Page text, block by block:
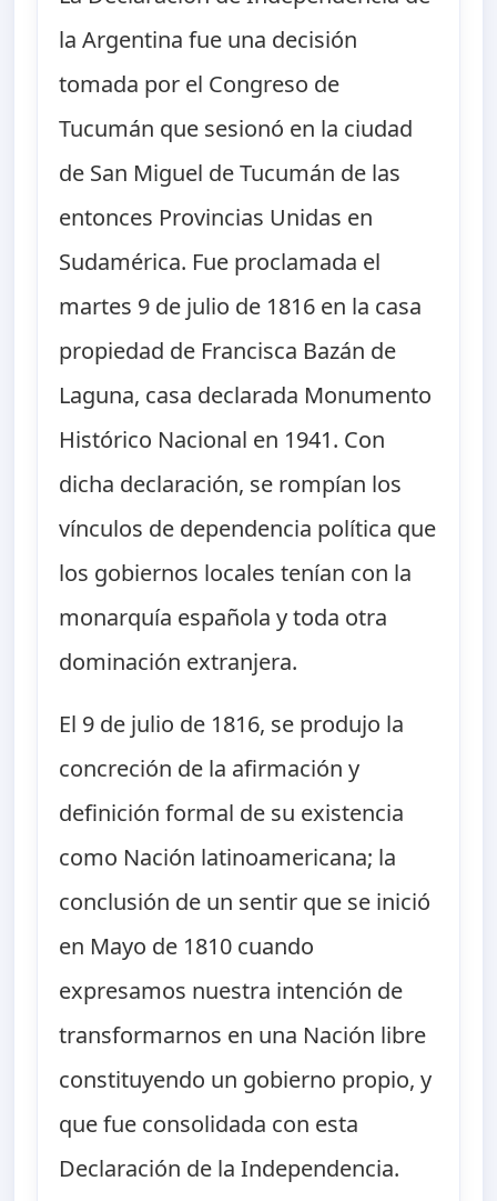
la Argentina fue una decisión
tomada por el Congreso de
Tucumán que sesionó en la ciudad
de San Miguel de Tucumán de las
entonces Provincias Unidas en
Sudamérica. Fue proclamada el
martes 9 de julio de 1816 en la casa
propiedad de Francisca Bazán de
Laguna, casa declarada Monumento
Histórico Nacional en 1941. Con
dicha declaración, se rompían los
vínculos de dependencia política que
los gobiernos locales tenían con la
monarquía española y toda otra
dominación extranjera.
El 9 de julio de 1816, se produjo la
concreción de la afirmación y
definición formal de su existencia
como Nación latinoamericana; la
conclusión de un sentir que se inició
en Mayo de 1810 cuando
expresamos nuestra intención de
transformarnos en una Nación libre
constituyendo un gobierno propio, y
que fue consolidada con esta
Declaración de la Independencia.